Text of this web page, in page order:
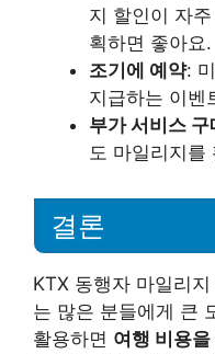
지 할인이 자
획하면 좋아요.
조기에 예약:
지급하는 이벤
부가 서비스 구
도 마일리지를
결론
KTX 동행자 마일리
는 많은 분들에게 큰
활용하면 여행 비용